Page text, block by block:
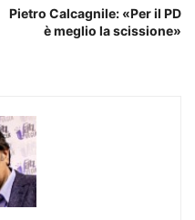
Pietro Calcagnile: «Per il PD
è meglio la scissione»